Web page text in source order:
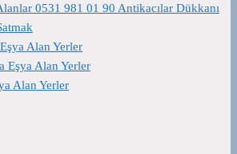
0531 981 01 90 Antikacılar Dükkanı
Alan Yerler
Eşya Alan Yerler
Alan Yerler